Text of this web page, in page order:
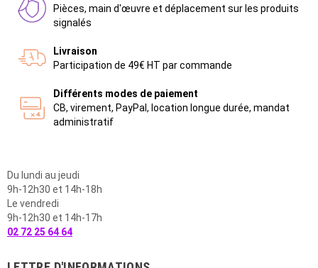
Pièces, main d'œuvre et déplacement sur les produits
signalés
Livraison
Participation de 49€ HT par commande
Différents modes de paiement
CB, virement, PayPal, location longue durée, mandat
administratif
Du lundi au jeudi
9h-12h30 et 14h-18h
Le vendredi
9h-12h30 et 14h-17h
02 72 25 64 64